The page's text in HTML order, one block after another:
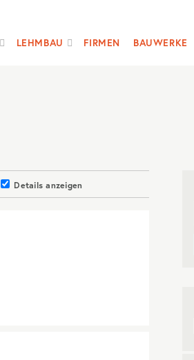
LEHMBAU FIRMEN BAUWERKE
Details anzeigen